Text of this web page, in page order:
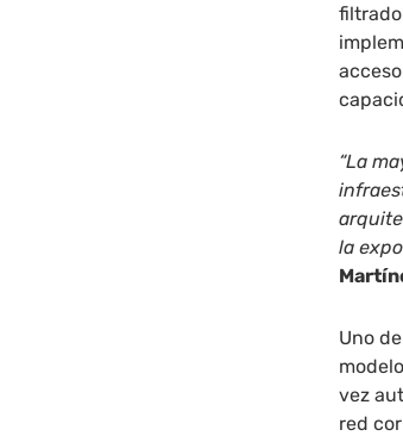
“La
la
Uno
vez
red